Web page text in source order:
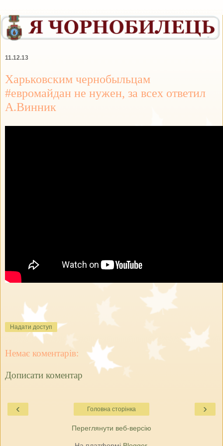
11.12.13
Харьковским чернобыльцам
#евромайдан не нужен, за всех ответил
А.Винник
Надати доступ
Немає коментарів:
Дописати коментар
‹ ›
Головна сторінка
Переглянути веб-версію